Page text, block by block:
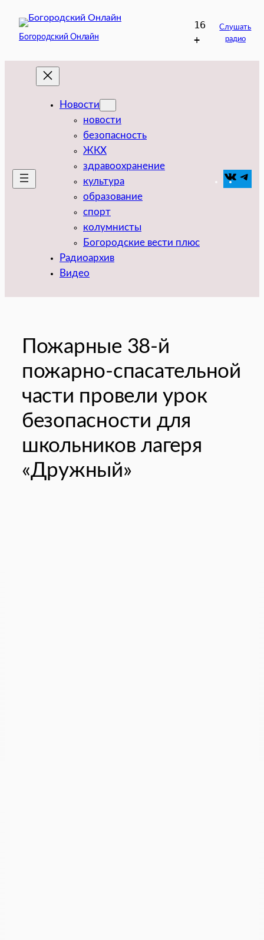
содержимому
Богородский Онлайн
16
+
Слушать
радио
Новости
новости
безопасность
ЖКХ
здравоохранение
культура
образование
спорт
колумнисты
Богородские вести плюс
Радиоархив
Видео
VK
Пожарные 38-й
пожарно-спасательной
части провели урок
безопасности для
школьников лагеря
«Дружный»